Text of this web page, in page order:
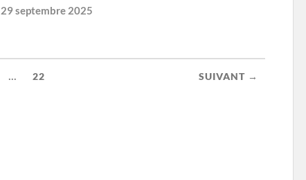
29 septembre 2025
... 22 SUIVANT →